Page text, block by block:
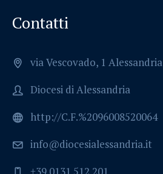
Contatti
via Vescovado, 1 Alessandria
Diocesi di Alessandria
http://C.F.%2096008520064
info@diocesialessandria.it
+39 0131 512 201